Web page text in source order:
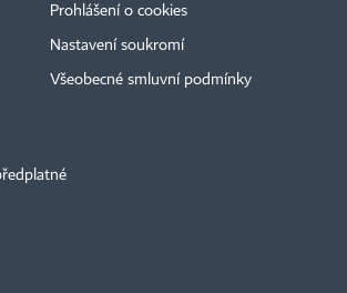
Prohlášení o cookies
Nastavení soukromí
Všeobecné smluvní podmínky